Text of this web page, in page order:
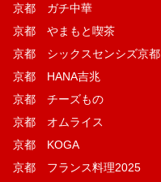
京都 ガチ中華
京都 やまもと喫茶
京都 シックスセンシズ京都
京都 HANA吉兆
京都 チーズもの
京都 オムライス
京都 KOGA
京都 フランス料理2025